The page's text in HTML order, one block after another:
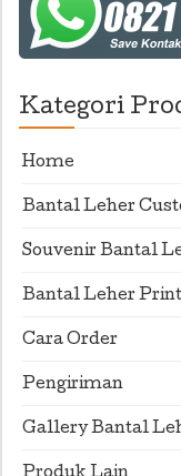
Kategori
Home
Bantal Leher
Souvenir Bantal
Bantal Leher
Cara Order
Pengiriman
Gallery Bantal